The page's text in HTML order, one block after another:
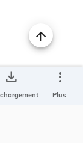
save_alt more_vert
Plus
vos